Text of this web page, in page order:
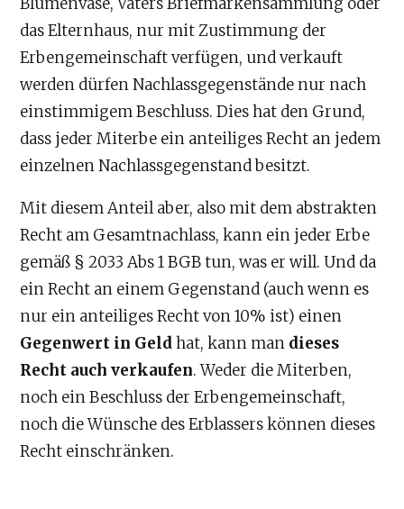
das Elternhaus, nur mit Zustimmung der
Erbengemeinschaft verfügen, und verkauft
werden dürfen Nachlassgegenstände nur nach
einstimmigem Beschluss. Dies hat den Grund,
dass jeder Miterbe ein anteiliges Recht an jedem
einzelnen Nachlassgegenstand besitzt.
Mit diesem Anteil aber, also mit dem abstrakten
Recht am Gesamtnachlass, kann ein jeder Erbe
gemäß § 2033 Abs 1 BGB tun, was er will. Und da
ein Recht an einem Gegenstand (auch wenn es
nur ein anteiliges Recht von 10% ist) einen
Gegenwert in Geldhat, kann man dieses
Recht auch verkaufen. Weder die Miterben,
noch ein Beschluss der Erbengemeinschaft,
noch die Wünsche des Erblassers können dieses
Recht einschränken.